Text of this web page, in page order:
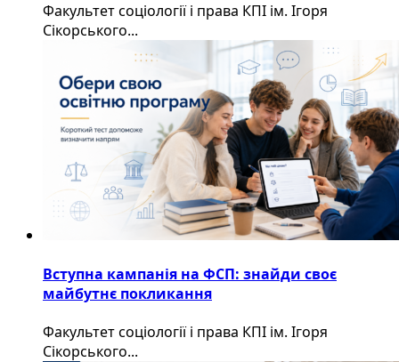
Факультет соціології і права КПІ ім. Ігоря
Сікорського...
Вступна кампанія на ФСП: знайди своє
майбутнє покликання
Факультет соціології і права КПІ ім. Ігоря
Сікорського...